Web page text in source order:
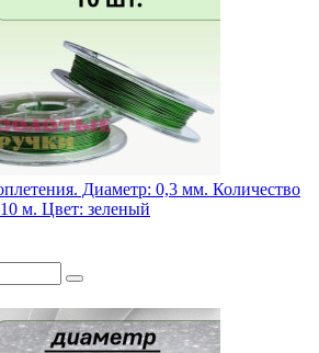
Диаметр: 0,3 мм. Количество
м. Цвет: зеленый